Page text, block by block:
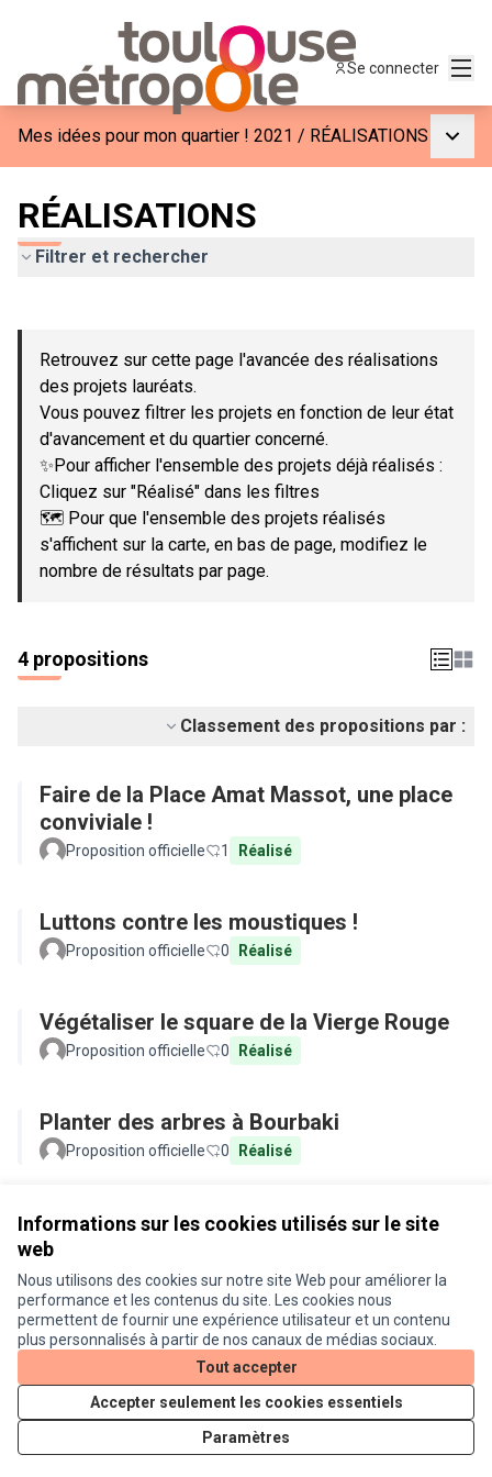
Informations sur les cookies utilisés sur le site
web
Nous utilisons des cookies sur notre site Web pour améliorer la
performance et les contenus du site. Les cookies nous
permettent de fournir une expérience utilisateur et un contenu
plus personnalisés à partir de nos canaux de médias sociaux.
Tout accepter
Accepter seulement les cookies essentiels
Paramètres
Se connecter
Mes idées pour mon quartier ! 2021 / RÉALISATIONS
RÉALISATIONS
Filtrer et rechercher
−
Retrouvez sur cette page l'avancée des réalisations
des projets lauréats.
Vous pouvez filtrer les projets en fonction de leur état
d'avancement et du quartier concerné.
✨Pour afficher l'ensemble des projets déjà réalisés :
Cliquez sur "Réalisé" dans les filtres
🗺️ Pour que l'ensemble des projets réalisés
s'affichent sur la carte, en bas de page, modifiez le
nombre de résultats par page.
4 propositions
Classement des propositions par :
Faire de la Place Amat Massot, une place
conviviale !
Proposition officielle 1 Réalisé
Luttons contre les moustiques !
Proposition officielle 0 Réalisé
Végétaliser le square de la Vierge Rouge
Proposition officielle 0 Réalisé
Planter des arbres à Bourbaki
Proposition officielle 0 Réalisé
Conditions d'utilisation
Paramètres des cookies
Je participe ! sur X
(Lien externe)
Je participe ! sur Facebook
Je participe ! sur Instagram
Site réalisé grâce aulogiciel libre Decidim .
Licence
(Lien